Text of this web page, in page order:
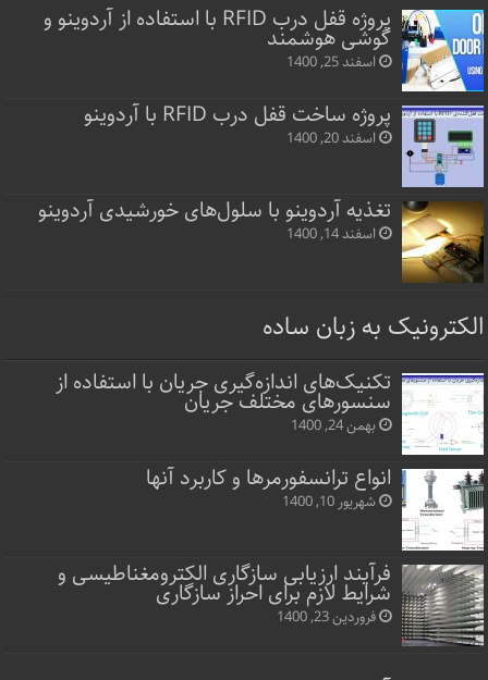
پروژه قفل‌ درب RFID با استفاده از آردوینو و
گوشی هوشمند
اسفند 25, 1400
پروژه ساخت قفل‌ درب RFID با آردوینو
اسفند 20, 1400
تغذیه آردوینو با سلول‌های خورشیدی آردوینو
اسفند 14, 1400
الکترونیک به زبان ساده
تکنیک‌های اندازه‌گیری جریان با استفاده از
سنسورهای مختلف جریان
بهمن 24, 1400
انواع ترانسفورمرها و کاربرد آنها
شهریور 10, 1400
فرآیند ارزیابی سازگاری الکترومغناطیسی و
شرایط لازم برای احراز سازگاری
فروردین 23, 1400